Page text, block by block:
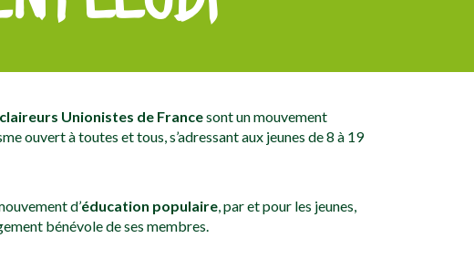
Unionistes de Francesont un mouvement
ouvert à toutes et tous, s’adressant aux jeunes de 8 à 19
d’éducation populaire, par et pour les jeunes,
bénévole de ses membres.